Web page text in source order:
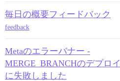
毎日の概要フィードバック
feedback
Metaのエラーバナー -
MERGE_BRANCHのデプロイ
に失敗しました